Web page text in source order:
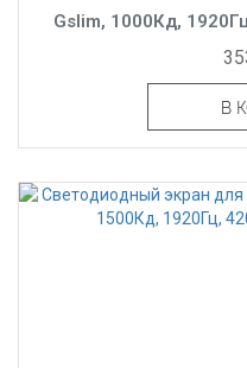
Gslim, 1000Кд,
В